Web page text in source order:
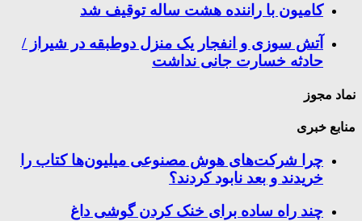
کامیون با راننده هشت ساله توقیف شد
آتش سوزی و انفجار یک منزل دوطبقه در شیراز /
حادثه خسارت جانی نداشت
نماد مجوز
منابع خبری
چرا شرکت‌های هوش مصنوعی میلیون‌ها کتاب را
خریدند و بعد نابود کردند؟
چند راه‌ ساده برای خنک کردن گوشی داغ